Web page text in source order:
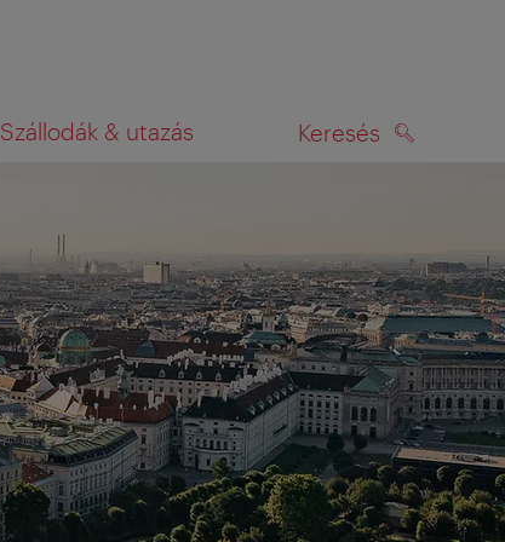
Szállodák & utazás Keresés